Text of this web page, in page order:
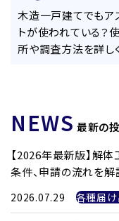
木造一戸建てでもア
トが使われている？
所や調査方法を詳し
NEWS 最新の
【2026年最新版】解
条件、申請の流れを解
2026.07.29 各種届